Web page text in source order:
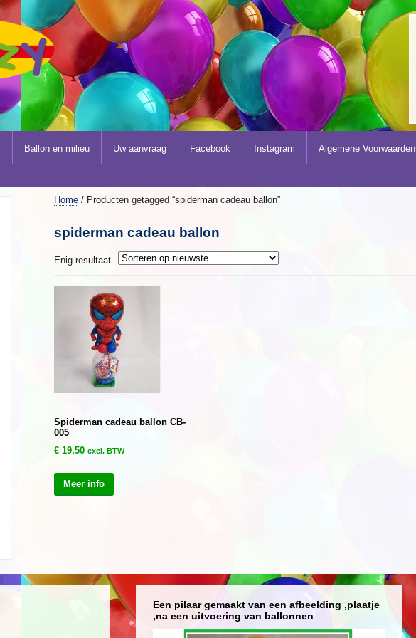
Ballon en milieu Uw aanvraag Facebook Instagram Algemene Voorwaarden
Home / Producten getagged “spiderman cadeau ballon”
spiderman cadeau ballon
Enig resultaat
Spiderman cadeau ballon CB-
005
€ 19,50 excl. BTW
Meer info
Een pilaar gemaakt van een afbeelding ,plaatje
,na een uitvoering van ballonnen